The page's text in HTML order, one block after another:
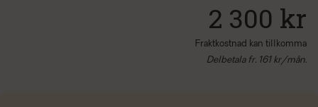
2 300 kr
Fraktkostnad kan tillkomma
Delbetala fr. 161kr/mån.